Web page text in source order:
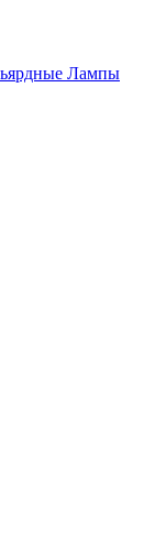
Лампы